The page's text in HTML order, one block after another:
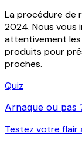
La procédure de
2024. Nous vous
attentivement
produits pour
proches.
Quiz
Arnaque ou pas
Testez votre flair